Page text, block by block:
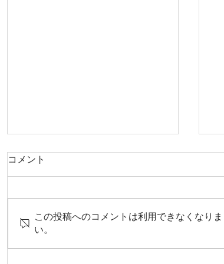
コメント
この投稿へのコメントは利用できなくなり
い。